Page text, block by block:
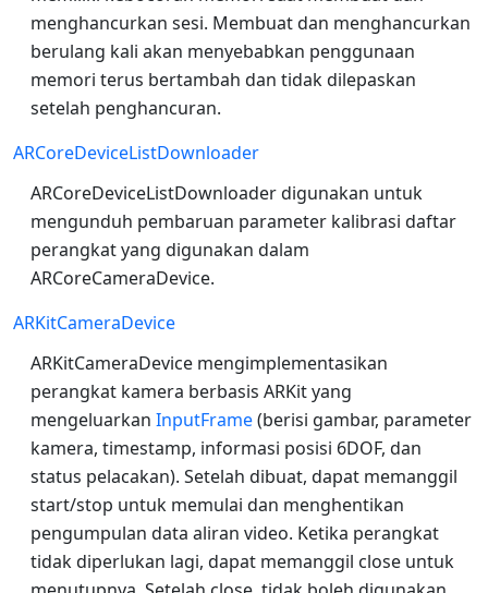
menghancurkan sesi. Membuat dan menghancurkan
berulang kali akan menyebabkan penggunaan
memori terus bertambah dan tidak dilepaskan
setelah penghancuran.
ARCoreDeviceListDownloader
ARCoreDeviceListDownloader digunakan untuk
mengunduh pembaruan parameter kalibrasi daftar
perangkat yang digunakan dalam
ARCoreCameraDevice.
ARKitCameraDevice
ARKitCameraDevice mengimplementasikan
perangkat kamera berbasis ARKit yang
mengeluarkan InputFrame(berisi gambar, parameter
kamera, timestamp, informasi posisi 6DOF, dan
status pelacakan). Setelah dibuat, dapat memanggil
start/stop untuk memulai dan menghentikan
pengumpulan data aliran video. Ketika perangkat
tidak diperlukan lagi, dapat memanggil close untuk